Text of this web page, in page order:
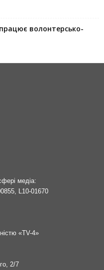
волонтерсько-
медіа:
L10-01670
«TV-4»
2/7